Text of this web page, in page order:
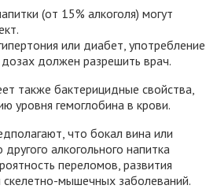
(от 15% алкоголя) могут
или диабет, употребление
должен разрешить врач.
также бактерицидные свойства,
уровня гемоглобина в крови.
что бокал вина или
алкогольного напитка
переломов, развития
скелетно-мышечных заболеваний.